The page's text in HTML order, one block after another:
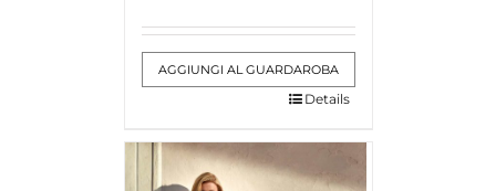
AGGIUNGI AL GUARDAROBA
Details